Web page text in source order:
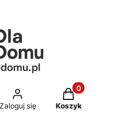
Zaloguj się
Produkty w
Koszyk